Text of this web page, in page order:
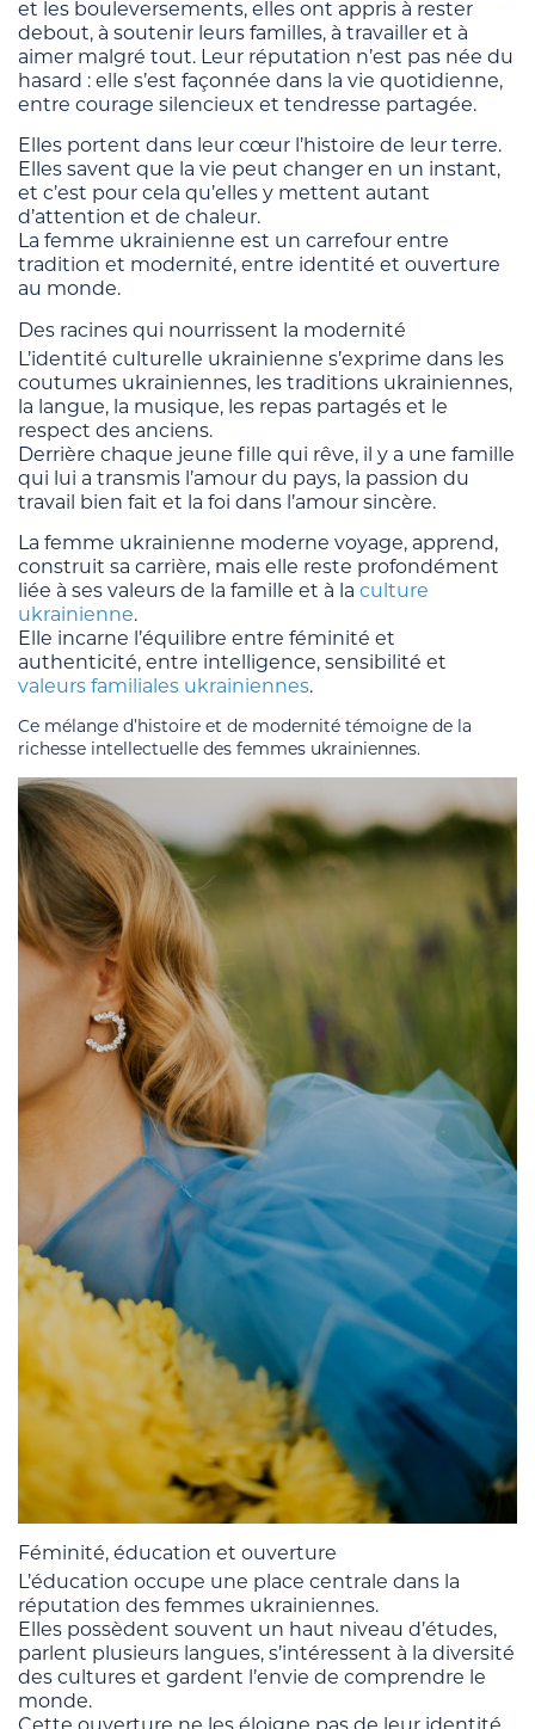
et les bouleversements, elles ont appris à rester
debout, à soutenir leurs familles, à travailler et à
aimer malgré tout. Leur réputation n’est pas née du
hasard : elle s’est façonnée dans la vie quotidienne,
entre courage silencieux et tendresse partagée.
Elles portent dans leur cœur l’histoire de leur terre.
Elles savent que la vie peut changer en un instant,
et c’est pour cela qu’elles y mettent autant
d’attention et de chaleur.
La femme ukrainienne est un carrefour entre
tradition et modernité, entre identité et ouverture
au monde.
Des racines qui nourrissent la modernité
L’identité culturelle ukrainienne s’exprime dans les
coutumes ukrainiennes, les traditions ukrainiennes,
la langue, la musique, les repas partagés et le
respect des anciens.
Derrière chaque jeune fille qui rêve, il y a une famille
qui lui a transmis l’amour du pays, la passion du
travail bien fait et la foi dans l’amour sincère.
La femme ukrainienne moderne voyage, apprend,
construit sa carrière, mais elle reste profondément
liée à ses valeurs de la famille et à la culture
ukrainienne.
Elle incarne l’équilibre entre féminité et
authenticité, entre intelligence, sensibilité et
valeurs familiales ukrainiennes.
Ce mélange d’histoire et de modernité témoigne de la
richesse intellectuelle des femmes ukrainiennes.
Féminité, éducation et ouverture
L’éducation occupe une place centrale dans la
réputation des femmes ukrainiennes.
Elles possèdent souvent un haut niveau d’études,
parlent plusieurs langues, s’intéressent à la diversité
des cultures et gardent l’envie de comprendre le
monde.